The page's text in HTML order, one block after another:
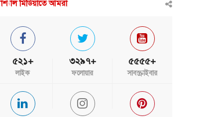
মিডিয়াতে আমরা
৫২১+
লাইক
৩২৯৭+
ফলোয়ার
৫৫৫৫+
সাবস্ক্রাইবার